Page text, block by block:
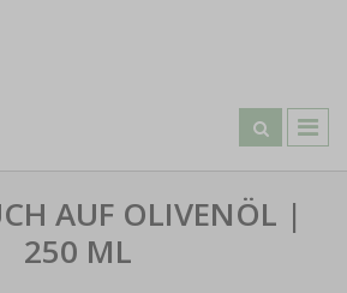
AUF OLIVENÖL |
250 ML